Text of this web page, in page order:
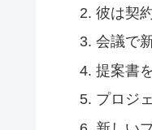
彼は契
会議で
提案書
プロジ